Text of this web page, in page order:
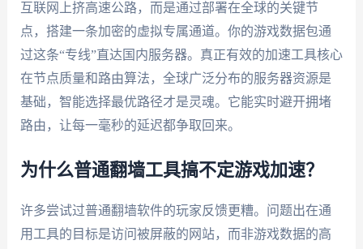
互联网上挤高速公路，而是通过部署在全球的关键节
点，搭建一条加密的虚拟专属通道。你的游戏数据包通
过这条“专线”直达国内服务器。真正有效的加速工具核心
在节点质量和路由算法，全球广泛分布的服务器资源是
基础，智能选择最优路径才是灵魂。它能实时避开拥堵
路由，让每一毫秒的延迟都争取回来。
为什么普通翻墙工具搞不定游戏加速？
许多尝试过普通翻墙软件的玩家反馈更糟。问题出在通
用工具的目标是访问被屏蔽的网站，而非游戏数据的高